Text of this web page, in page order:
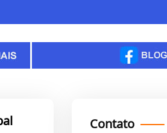
Contato